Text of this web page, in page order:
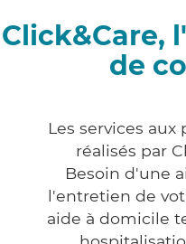
Click&Care,
de
Les services
réalisés par
Besoin d'une
l'entretien de
aide à domicile